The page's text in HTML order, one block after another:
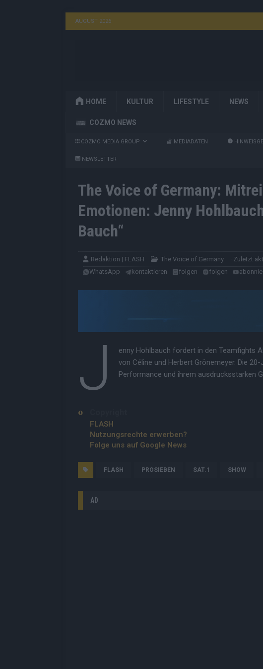
AUGUST 2026
HOME KULTUR LIFESTYLE NEWS
COZMO NEWS
COZMO MEDIA GROUP MEDIADATEN
NEWSLETTER
The Voice of Germany:
Emotionen: Jenny
Bauch“
Redaktion | FLASH The Voice of Germany · Zuletzt
WhatsApp
kontaktieren folgen folgen
J
enny Hohlbauch fordert in den Teamfights
von Céline und Herbert Grönemeyer. Die
Performance und ihrem ausdrucksstarken
FLASH
Nutzungsrechte erwerben?
Folge uns auf Google News
FLASH PROSIEBEN SAT.1 SHOW
AD